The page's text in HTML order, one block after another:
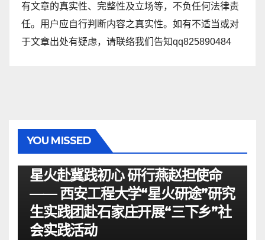
有文章的真实性、完整性及立场等，不负任何法律责
任。用户应自行判断内容之真实性。如有不适当或对
于文章出处有疑虑，请联络我们告知qq825890484
YOU MISSED
星火赴冀践初心 研行燕赵担使命
—— 西安工程大学“星火研途”研究
生实践团赴石家庄开展“三下乡”社
会实践活动